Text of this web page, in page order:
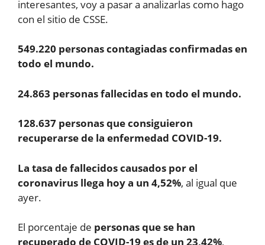
interesantes, voy a pasar a analizarlas como hago
con el sitio de CSSE.
549.220 personas contagiadas confirmadas en
todo el mundo.
24.863 personas fallecidas en todo el mundo.
128.637 personas que consiguieron
recuperarse de la enfermedad COVID-19.
La tasa de fallecidos causados por el
coronavirus llega hoy a un 4,52%, al igual que
ayer.
El porcentaje de personas que se han
recuperado de COVID-19 es de un 23,42%,